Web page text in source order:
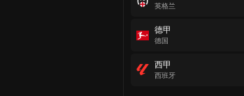
英格兰
德甲
德国
西甲
西班牙